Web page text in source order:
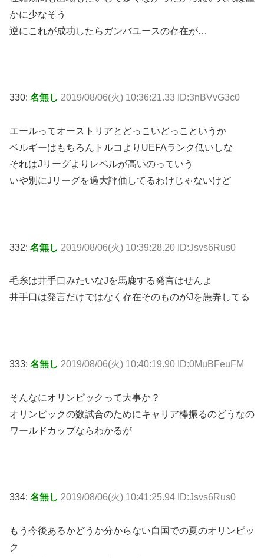
かに少なそう
逆にこれが成功したらガンバユースの存在が…
330: 名無し 2019/08/06(火) 10:36:21.33 ID:3nBVvG3c0
エールってオーストリアとどっこいどっこというか
ベルギーはもちろんトルコよりUEFAランク低いしな
それはJリーグよりレベルが高いのっていう
いや別にJリーグを過大評価してるわけじゃないけど
332: 名無し 2019/08/06(火) 10:39:28.20 ID:Jsvs6Rus0
毛糸は井手口みたいなJを馬鹿する発言はせんよ
井手口は発言だけではなく存在そのものがJを愚弄してる
333: 名無し 2019/08/06(火) 10:40:19.90 ID:0MuBFeuFM
そんなにオリンピックって大事か？
オリンピックの数試合のためにキャリア棒振るのどうなの
ワールドカップならわかるが
334: 名無し 2019/08/06(火) 10:41:25.94 ID:Jsvs6Rus0
もう今後あるかどうか分からない自国での夏のオリンピッ
ク